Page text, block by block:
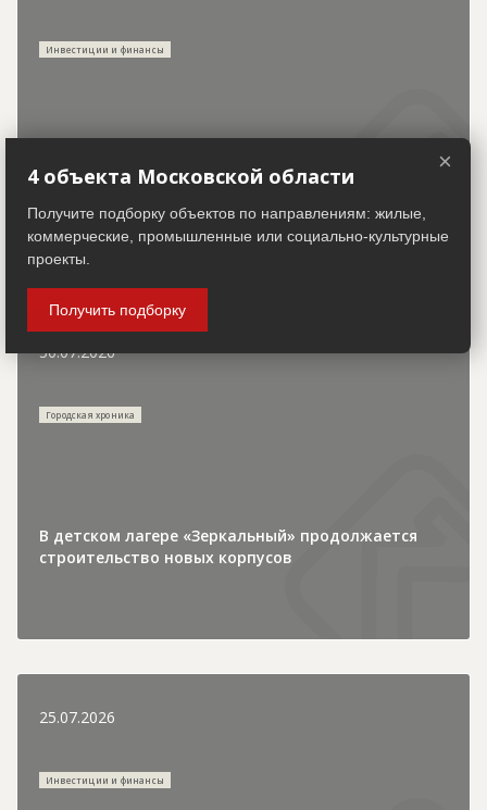
Инвестиции и финансы
КПО "Рахья" в Ленобласти откроют в начале 2028
30.07.2026
Городская хроника
В детском лагере «Зеркальный» продолжается
строительство новых корпусов
25.07.2026
Инвестиции и финансы
×
4 объекта Московской области
Получите подборку объектов по направлениям: жилые,
коммерческие, промышленные или социально-культурные
проекты.
Получить подборку